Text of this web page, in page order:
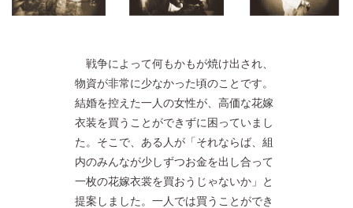
戦争によって何もかもが焼け出され、
物資が非常に少なかった頃のことです。
結婚を控えた一人の女性が、高価な花嫁
衣装を買うことができずに困っていまし
た。そこで、ある人が「それならば、組
内のみんなが少しずつお金を出し合って
一枚の花嫁衣裳を買おうじゃないか」と
提案しました。一人では買うことができ